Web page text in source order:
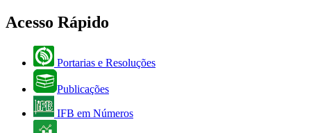
Acesso Rápido
Portarias e Resoluções
Publicações
IFB em Números